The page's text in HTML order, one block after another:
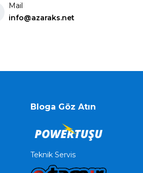
Mail
info@azaraks.net
Bloga Göz Atın
Teknik Servis